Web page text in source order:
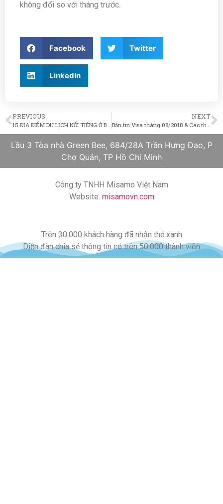
không đổi so với tháng trước.
Facebook Twitter
LinkedIn
PREVIOUS
15 ĐỊA ĐIỂM DU LỊCH NỔI TIẾNG Ở BỒ ĐÀO NHA
NEXT
Bản tin Visa tháng 08/2018 & Các thông tin định cư nóng
Lầu 3 Tòa nhà Green Bee, 684/28A Trần Hưng Đạo, P
Chợ Quán, TP Hồ Chí Minh
Công ty TNHH Misamo Việt Nam
Website: misamovn.com
Trên 30.000 khách hàng đã nhận thẻ xanh
Diễn đàn chia sẻ thông tin có trên 50.000 thành viên